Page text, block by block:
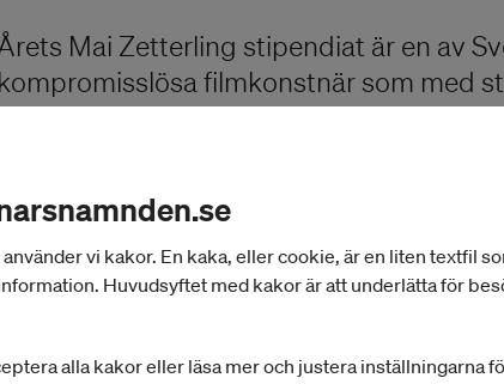
Mai Zetterling stipendiat är en av
kompromisslösa filmkonstnär som med
ofta arbetar kollaborativt med
fruktbara samarbeten, där inte minst de
rytmiska och underfundiga
behöver vara för liten eller apart,
tematik om individers tröstlösa och
vi kakor. En kaka, eller cookie, är en liten textfil
Huvudsyftet med kakor är att underlätta för
alla kakor eller läsa mer och justera inställningarna